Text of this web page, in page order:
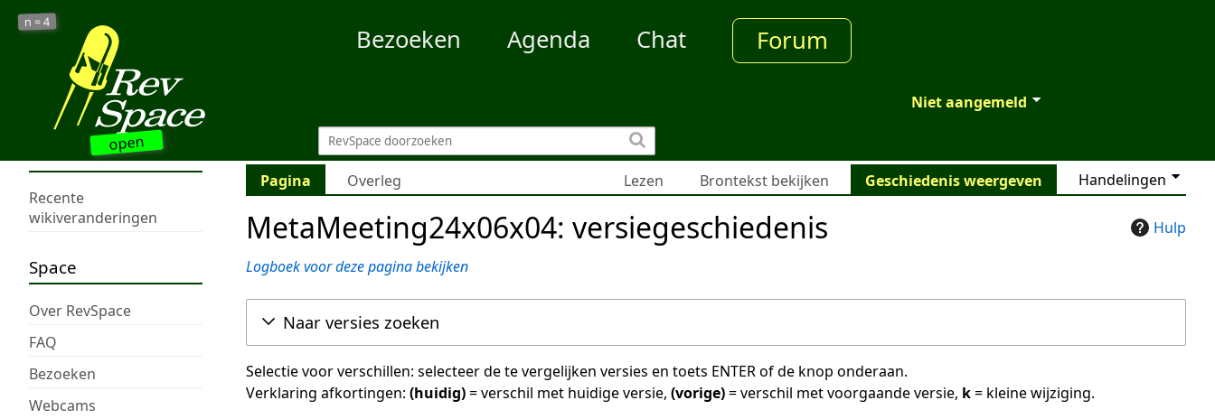
open
n =4
Bezoeken Agenda Chat Forum
Niet aangemeld
Recente
wikiveranderingen
Space
Over RevSpace
FAQ
Bezoeken
Webcams
Pagina Overleg Handelingen
Lezen Brontekst bekijken Geschiedenis weergeven
Hulp
MetaMeeting24x06x04: versiegeschiedenis
Logboek voor deze pagina bekijken
Naar versies zoeken
Selectie voor verschillen: selecteer de te vergelijken versies en toets ENTER of de knop onderaan.
Verklaring afkortingen: (huidig)= verschil met huidige versie, (vorige)= verschil met voorgaande versie, k= kleine wijziging.